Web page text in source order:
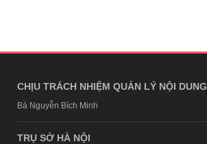
CHỊU TRÁCH NHIỆM QUẢN LÝ NỘI DUNG
Bà Nguyễn Bích Minh
TRỤ SỞ HÀ NỘI